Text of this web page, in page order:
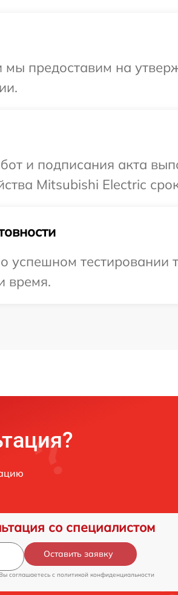
предоставим на
и подписания акта
Mitsubishi Electric
успешном тестировании
время.
со специалистом
Оставить заявку
соглашаетесь c политикой конфиденциальности